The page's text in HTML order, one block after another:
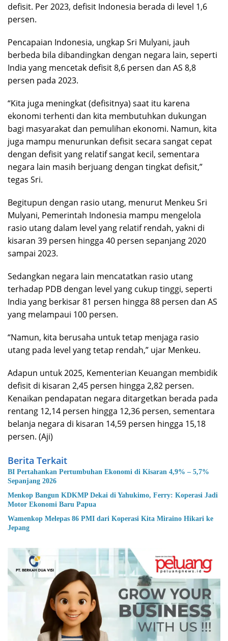
defisit. Per 2023, defisit Indonesia berada di level 1,6
persen.
Pencapaian Indonesia, ungkap Sri Mulyani, jauh
berbeda bila dibandingkan dengan negara lain, seperti
India yang mencetak defisit 8,6 persen dan AS 8,8
persen pada 2023.
“Kita juga meningkat (defisitnya) saat itu karena
ekonomi terhenti dan kita membutuhkan dukungan
bagi masyarakat dan pemulihan ekonomi. Namun, kita
juga mampu menurunkan defisit secara sangat cepat
dengan defisit yang relatif sangat kecil, sementara
negara lain masih berjuang dengan tingkat defisit,”
tegas Sri.
Begitupun dengan rasio utang, menurut Menkeu Sri
Mulyani, Pemerintah Indonesia mampu mengelola
rasio utang dalam level yang relatif rendah, yakni di
kisaran 39 persen hingga 40 persen sepanjang 2020
sampai 2023.
Sedangkan negara lain mencatatkan rasio utang
terhadap PDB dengan level yang cukup tinggi, seperti
India yang berkisar 81 persen hingga 88 persen dan AS
yang melampaui 100 persen.
“Namun, kita berusaha untuk tetap menjaga rasio
utang pada level yang tetap rendah,” ujar Menkeu.
Adapun untuk 2025, Kementerian Keuangan membidik
defisit di kisaran 2,45 persen hingga 2,82 persen.
Kenaikan pendapatan negara ditargetkan berada pada
rentang 12,14 persen hingga 12,36 persen, sementara
belanja negara di kisaran 14,59 persen hingga 15,18
persen. (Aji)
Berita Terkait
BI Pertahankan Pertumbuhan Ekonomi di Kisaran 4,9% – 5,7%
Sepanjang 2026
Menkop Bangun KDKMP Dekai di Yahukimo, Ferry: Koperasi Jadi
Motor Ekonomi Baru Papua
Wamenkop Melepas 86 PMI dari Koperasi Kita Miraino Hikari ke
Jepang